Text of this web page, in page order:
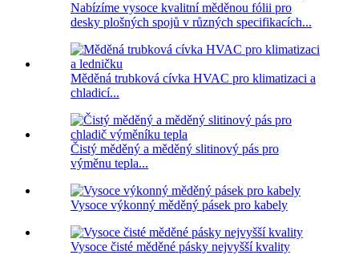
Nabízíme vysoce kvalitní měděnou fólii pro
desky plošných spojů v různých specifikacích...
Měděná trubková cívka HVAC pro klimatizaci a
chladicí...
Čistý měděný a měděný slitinový pás pro
výměnu tepla...
Vysoce výkonný měděný pásek pro kabely
Vysoce čisté měděné pásky nejvyšší kvality